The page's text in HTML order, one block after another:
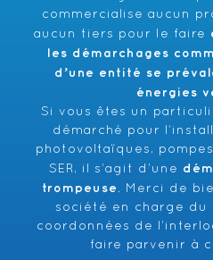
commercialise aucun
aucun tiers pour le faire
les démarchages
d’une entité se
énergies
Si vous êtes un
démarché pour
photovoltaïques,
SER, il s’agit d’une
trompeuse . Merci de
société en charge du
coordonnées de
faire parvenir à